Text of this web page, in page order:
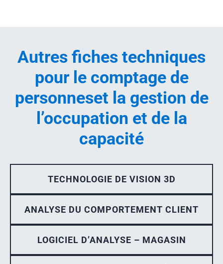
Autres fiches techniques
pour le comptage de
personneset la gestion de
l’occupation et de la
capacité
TECHNOLOGIE DE VISION 3D
ANALYSE DU COMPORTEMENT CLIENT
LOGICIEL D’ANALYSE – MAGASIN